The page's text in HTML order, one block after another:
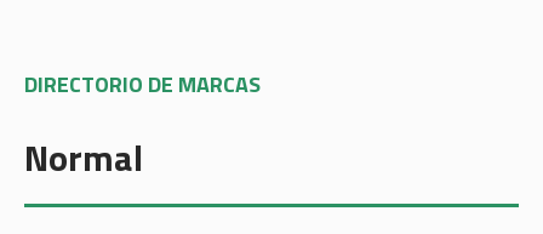
DIRECTORIO DE MARCAS
Normal